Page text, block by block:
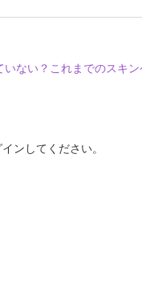
ない？これまでのスキ
ンしてください。